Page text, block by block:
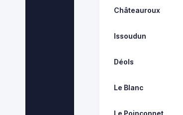
Châteauroux
Issoudun
Déols
Le Blanc
Le Poinçonnet